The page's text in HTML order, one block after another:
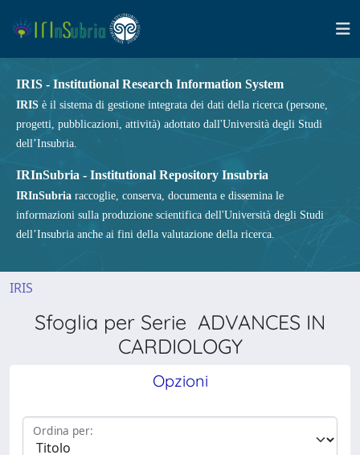
IRIS - Institutional Research Information System
IRIS è il sistema di gestione integrata dei dati della ricerca (persone,
progetti, pubblicazioni, attività) adottato dall'Università degli Studi
dell’Insubria.
IRInSubria - Institutional Repository Insubria
IRInSubria raccoglie, conserva, documenta e dissemina le
informazioni sulla produzione scientifica dell'Università degli Studi
dell’Insubria anche ai fini della valutazione della ricerca.
IRIS
Sfoglia per Serie ADVANCES IN
CARDIOLOGY
Opzioni
Ordina per: